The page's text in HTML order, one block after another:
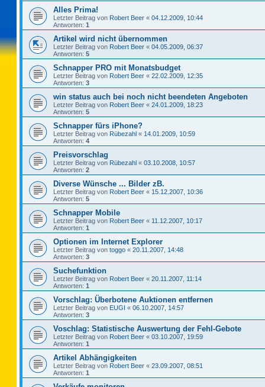
Alles Prima!
Letzter Beitrag von Robert Beer « 04.12.2009, 10:44
Antworten: 1
Artikel wird nicht übernommen
Letzter Beitrag von Robert Beer « 04.05.2009, 06:37
Antworten: 5
Schnapper PRO mit Monatsbudget
Letzter Beitrag von Robert Beer « 22.02.2009, 12:35
Antworten: 3
win status auch bei noch nicht beendeten Angeboten
Letzter Beitrag von Robert Beer « 24.01.2009, 18:23
Antworten: 5
Schnapper fürs iPhone?
Letzter Beitrag von Rübezahl « 14.01.2009, 10:59
Antworten: 4
Preisvorschlag
Letzter Beitrag von Rübezahl « 03.10.2008, 10:57
Antworten: 2
Diverse Wünsche ... Bilder zB.
Letzter Beitrag von Robert Beer « 15.12.2007, 10:36
Antworten: 5
Schnapper Mobile
Letzter Beitrag von Robert Beer « 11.12.2007, 10:17
Antworten: 1
Optionen im Internet Explorer
Letzter Beitrag von toggo « 20.11.2007, 14:48
Antworten: 3
Suchefunktion
Letzter Beitrag von Robert Beer « 20.11.2007, 11:14
Antworten: 1
Vorschlag: Überbotene Auktionen entfernen
Letzter Beitrag von EUGI « 06.10.2007, 14:57
Antworten: 3
Voschlag: Statistische Auswertung der Fehl-Gebote
Letzter Beitrag von Robert Beer « 03.10.2007, 19:59
Antworten: 1
Artikel Abhängigkeiten
Letzter Beitrag von Robert Beer « 23.09.2007, 08:51
Antworten: 1